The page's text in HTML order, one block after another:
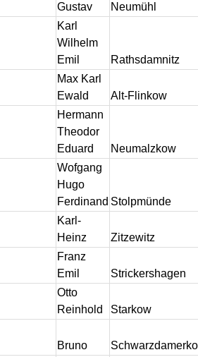
Gustav
Neumühl
Karl
Wilhelm
Emil
Rathsdamnitz
Max Karl
Ewald
Alt-Flinkow
Hermann
Theodor
Eduard
Neumalzkow
Wofgang
Hugo
Ferdinand Stolpmünde
Karl-
Heinz
Zitzewitz
Franz
Emil
Strickershagen
Otto
Reinhold
Starkow
Bruno